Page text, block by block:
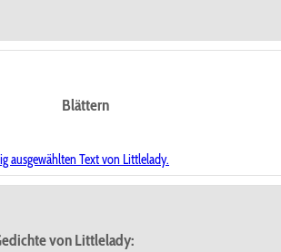
Blättern
ausgewählten Text von Littlelady.
von Littlelady: